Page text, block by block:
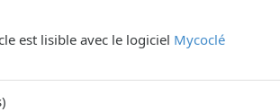
est lisible avec le logiciel Mycoclé
)